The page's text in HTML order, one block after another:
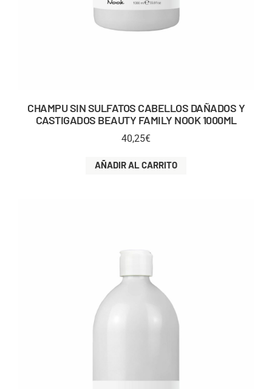
CHAMPU SIN SULFATOS CABELLOS DAÑADOS Y
CASTIGADOS BEAUTY FAMILY NOOK 1000ML
40,25€
AÑADIR AL CARRITO